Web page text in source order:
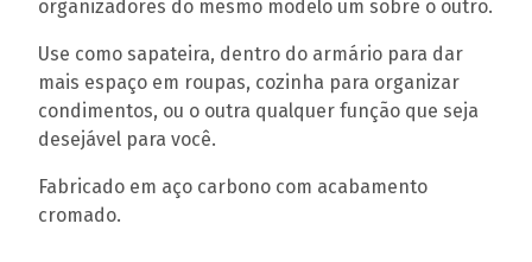
organizadores do mesmo modelo um sobre o outro.
Use como sapateira, dentro do armário para dar
mais espaço em roupas, cozinha para organizar
condimentos, ou o outra qualquer função que seja
desejável para você.
Fabricado em aço carbono com acabamento
cromado.